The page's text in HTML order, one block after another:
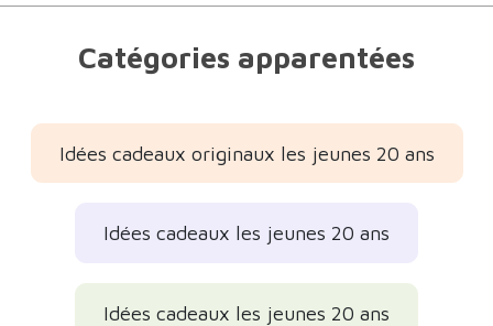
Catégories apparentées
Idées cadeaux originaux les jeunes 20 ans
Idées cadeaux les jeunes 20 ans
Idées cadeaux les jeunes 20 ans